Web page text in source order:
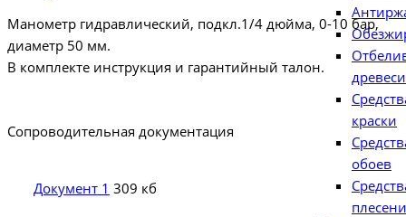
краски
обоев
плесени
Манометр гидравлический, подкл.1/4 дюйма, 0-10 бар,
диаметр 50 мм.
В комплекте инструкция и гарантийный талон.
Сопроводительная документация
Документ 1 309 кб